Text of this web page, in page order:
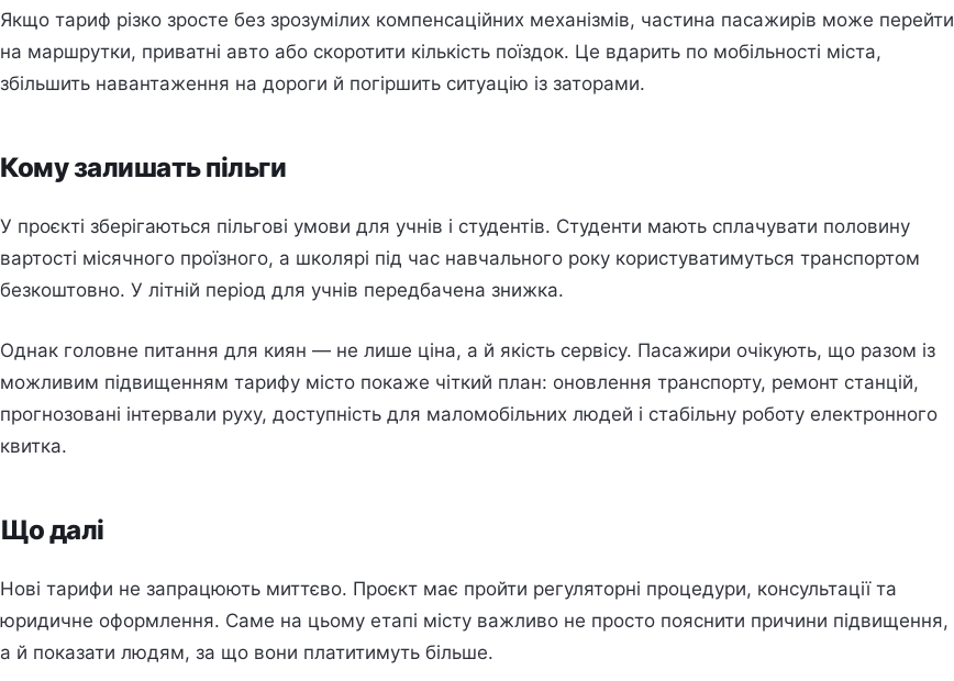
Якщо тариф різко зросте без зрозумілих компенсаційних механізмів, частина пасажирів може перейти
на маршрутки, приватні авто або скоротити кількість поїздок. Це вдарить по мобільності міста,
збільшить навантаження на дороги й погіршить ситуацію із заторами.
Кому залишать пільги
У проєкті зберігаються пільгові умови для учнів і студентів. Студенти мають сплачувати половину
вартості місячного проїзного, а школярі під час навчального року користуватимуться транспортом
безкоштовно. У літній період для учнів передбачена знижка.
Однак головне питання для киян — не лише ціна, а й якість сервісу. Пасажири очікують, що разом із
можливим підвищенням тарифу місто покаже чіткий план: оновлення транспорту, ремонт станцій,
прогнозовані інтервали руху, доступність для маломобільних людей і стабільну роботу електронного
квитка.
Що далі
Нові тарифи не запрацюють миттєво. Проєкт має пройти регуляторні процедури, консультації та
юридичне оформлення. Саме на цьому етапі місту важливо не просто пояснити причини підвищення,
а й показати людям, за що вони платитимуть більше.